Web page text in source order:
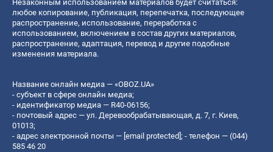
Незаконным использованием материалов будет считаться:
любое копирование, публикация, перепечатка, последующее
распространение, использование, переработка с
использованием, включением в состав других материалов,
распространение, адаптация, перевод и другие подобные
изменения материала.
Название онлайн медиа — «OBOZ.UA»
- субъект в сфере онлайн медиа;
- идентификатор медиа — R40-06156;
- почтовый адрес — ул. Деревообрабатывающая, д. 7, г. Киев,
01013;
- адрес электронной почты — [email protected] ; - телефон — (044)
585 46 20